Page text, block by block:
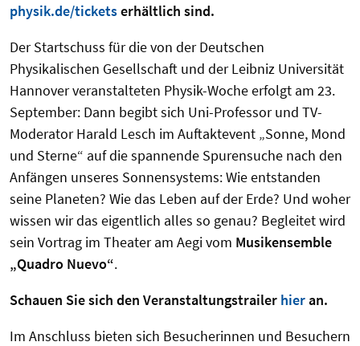
physik.de/ticketserhältlich sind.
Der Startschuss für die von der Deutschen
Physikalischen Gesellschaft und der Leibniz Universität
Hannover veranstalteten Physik-Woche erfolgt am 23.
September: Dann begibt sich Uni-Professor und TV-
Moderator Harald Lesch im Auftaktevent „Sonne, Mond
und Sterne“ auf die spannende Spurensuche nach den
Anfängen unseres Sonnensystems: Wie entstanden
seine Planeten? Wie das Leben auf der Erde? Und woher
wissen wir das eigentlich alles so genau? Begleitet wird
sein Vortrag im Theater am Aegi vom Musikensemble
„Quadro Nuevo“.
Schauen Sie sich den Veranstaltungstrailer hieran.
Im Anschluss bieten sich Besucherinnen und Besuchern